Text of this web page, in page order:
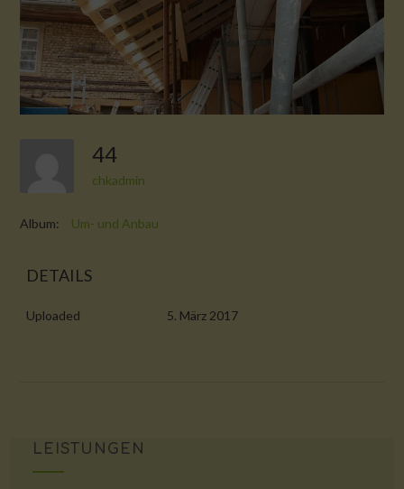
44
chkadmin
Album: Um- und Anbau
DETAILS
Uploaded 5. März 2017
LEISTUNGEN